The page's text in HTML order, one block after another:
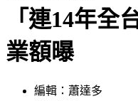
「連14年
業額曝
編輯：蕭達多